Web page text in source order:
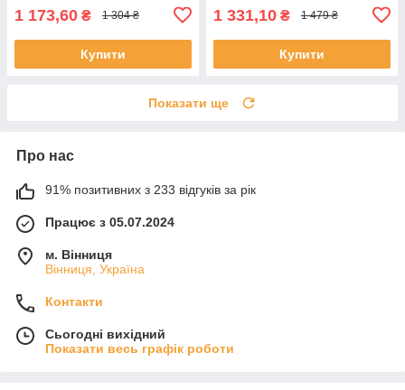
1 173,60 ₴ 1 304 ₴
Купити
1 331,10 ₴ 1 479 ₴
Купити
Показати ще
Про нас
91% позитивних з 233 відгуків за рік
Працює з 05.07.2024
м. Вінниця
Вінниця, Україна
Контакти
Сьогодні вихідний
Показати весь графік роботи